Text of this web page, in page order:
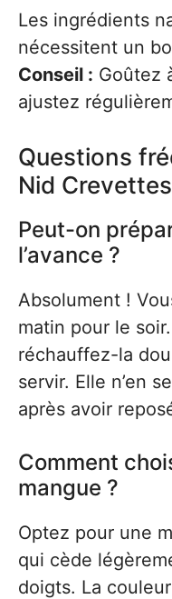
Les ingrédients
nécessitent un
Conseil : Goûtez
ajustez
Questions
Nid
Peut-on
l’avance ?
Absolument !
matin pour le
réchauffez-la
servir. Elle n’en
après avoir
Comment
mangue ?
Optez pour une
qui cède
doigts. La